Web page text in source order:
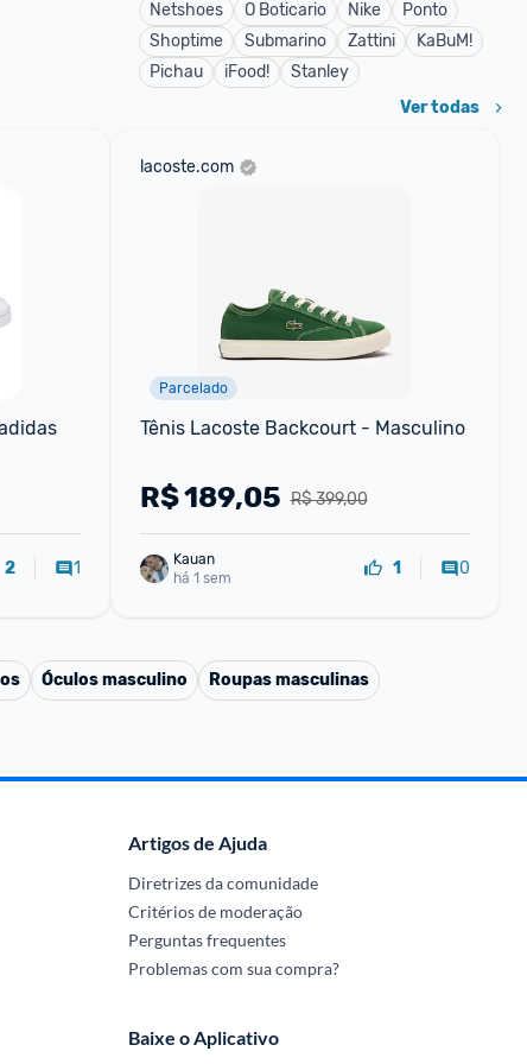
Netshoes
O Boticario Nike
Ponto
Shoptime
Submarino Zattini
KaBuM!
Pichau
iFood! Stanley
Ver todas
2 1
lacoste.com
Parcelado
Tênis Lacoste Backcourt - Masculino
R$ 399,00
R$189,05
Kauan
há 1 sem
1 0
Óculos masculino Roupas masculinas
Artigos de Ajuda
Diretrizes da comunidade
Critérios de moderação
Perguntas frequentes
Problemas com sua compra?
Baixe o Aplicativo